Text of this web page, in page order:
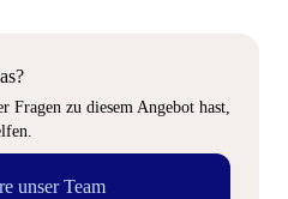
Fragen zu diesem Angebot hast,
unser Team